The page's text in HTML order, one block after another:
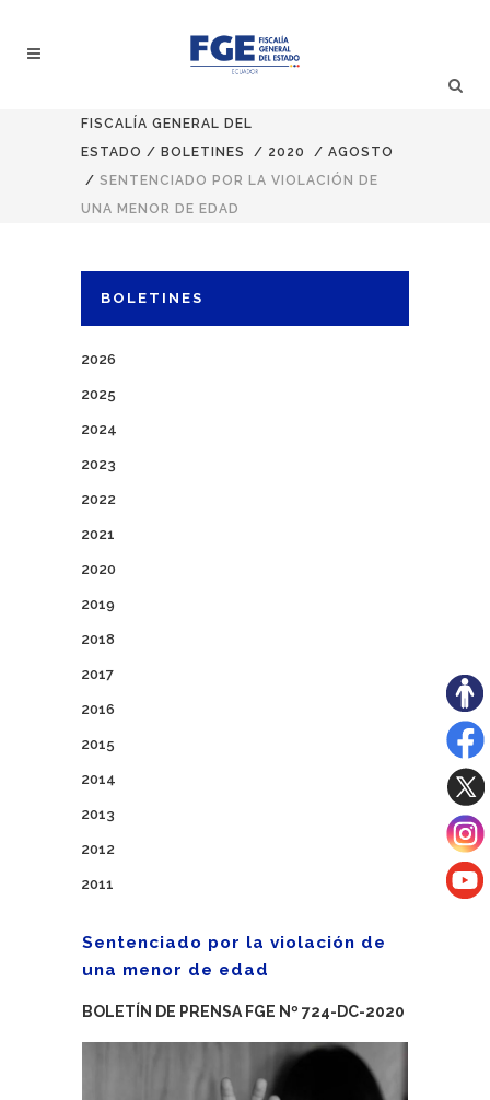
FISCALÍA GENERAL DEL
ESTADO / BOLETINES / 2020 / AGOSTO
/ SENTENCIADO POR LA VIOLACIÓN DE
UNA MENOR DE EDAD
BOLETINES
2026
2025
2024
2023
2022
2021
2020
2019
2018
2017
2016
2015
2014
2013
2012
2011
Sentenciado por la violación de
una menor de edad
BOLETÍN DE PRENSA FGE Nº 724-DC-2020